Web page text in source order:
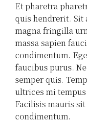
Et pharetra
quis hendrerit. Sit
magna fringilla
massa sapien
condimentum.
faucibus purus.
semper quis.
ultrices mi
Facilisis mauris
condimentum.